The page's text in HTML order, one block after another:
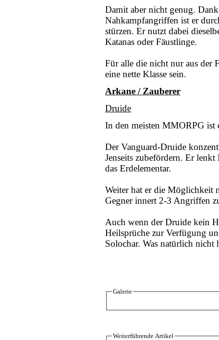
Damit aber nicht genug.
Nahkampfangriffen ist er
stürzen. Er nutzt dabei
Katanas oder Fäustlinge.
Für alle die nicht nur aus der
eine nette Klasse sein.
Arkane / Zauberer
Druide
In den meisten MMORPG ist
Der Vanguard-Druide
Jenseits zubefördern. Er
das Erdelementar.
Weiter hat er die Möglichkeit
Gegner innert 2-3 Angriffen
Auch wenn der Druide kein
Heilsprüche zur Verfügung
Solochar. Was natürlich nicht
Galerie
Weiterführende Artikel